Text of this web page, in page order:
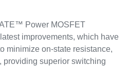
Power MOSFET
improvements, which have
minimize on-state resistance,
providing superior switching